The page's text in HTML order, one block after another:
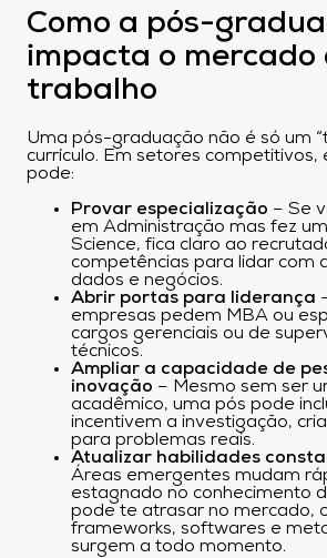
Como a pós-
impacta o mercado
trabalho
Uma pós-graduação não é só um
currículo. Em setores competitivos,
pode:
Provar especialização – Se
em Administração mas fez
Science, fica claro ao
competências para lidar com
dados e negócios.
Abrir portas para liderança
empresas pedem MBA ou
cargos gerenciais ou de
técnicos.
Ampliar a capacidade de
inovação – Mesmo sem ser
acadêmico, uma pós pode
incentivem a investigação,
para problemas reais.
Atualizar habilidades
Áreas emergentes mudam
estagnado no conhecimento
pode te atrasar no mercado,
frameworks, softwares e
surgem a todo momento.